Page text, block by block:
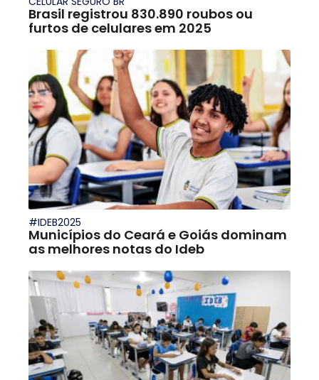
Brasil registrou 830.890 roubos ou
furtos de celulares em 2025
#IDEB2025
Municípios do Ceará e Goiás dominam
as melhores notas do Ideb